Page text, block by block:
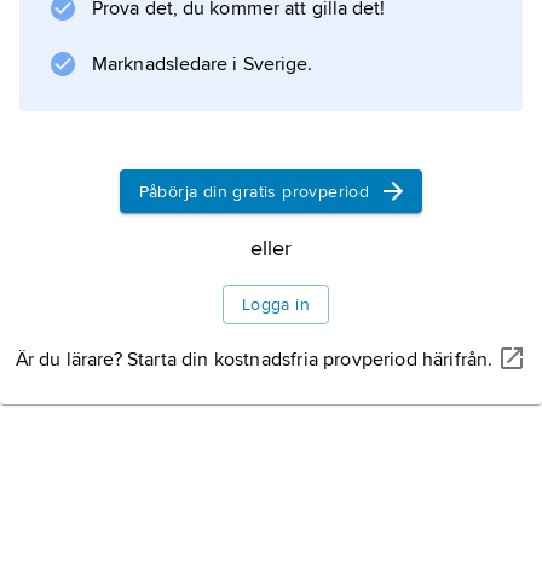
Information om artikeln
Prova det, du kommer att gilla det!
Marknadsledare i Sverige.
Påbörja din gratis provperiod
eller
Logga in
Är du lärare? Starta din kostnadsfria provperiod härifrån.